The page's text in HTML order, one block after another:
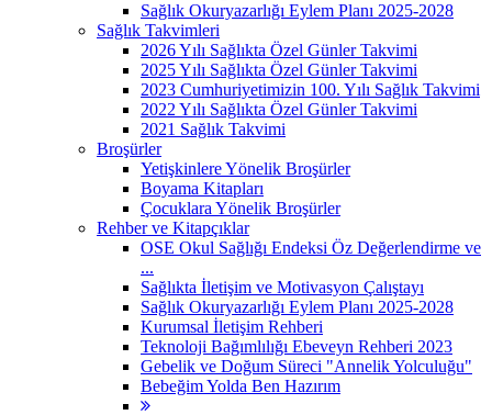
Sağlık Okuryazarlığı Eylem Planı 2025-2028
Sağlık Takvimleri
2026 Yılı Sağlıkta Özel Günler Takvimi
2025 Yılı Sağlıkta Özel Günler Takvimi
2023 Cumhuriyetimizin 100. Yılı Sağlık Takvimi
2022 Yılı Sağlıkta Özel Günler Takvimi
2021 Sağlık Takvimi
Broşürler
Yetişkinlere Yönelik Broşürler
Boyama Kitapları
Çocuklara Yönelik Broşürler
Rehber ve Kitapçıklar
OSE Okul Sağlığı Endeksi Öz Değerlendirme ve
...
Sağlıkta İletişim ve Motivasyon Çalıştayı
Sağlık Okuryazarlığı Eylem Planı 2025-2028
Kurumsal İletişim Rehberi
Teknoloji Bağımlılığı Ebeveyn Rehberi 2023
Gebelik ve Doğum Süreci "Annelik Yolculuğu"
Bebeğim Yolda Ben Hazırım